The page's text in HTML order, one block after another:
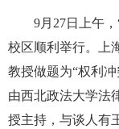
9月27日上午
校区顺利举行。上
教授做题为“权利
由西北政法大学法
授主持，与谈人有